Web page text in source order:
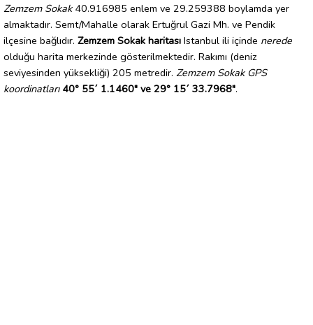
Zemzem Sokak40.916985 enlem ve 29.259388 boylamda yer
almaktadır. Semt/Mahalle olarak Ertuğrul Gazi Mh. ve Pendik
ilçesine bağlıdır. Zemzem Sokak haritası Istanbul ili içinde nerede
olduğu harita merkezinde gösterilmektedir. Rakımı (deniz
seviyesinden yüksekliği) 205 metredir. Zemzem Sokak GPS
koordinatları 40° 55´ 1.1460" ve 29° 15´ 33.7968".